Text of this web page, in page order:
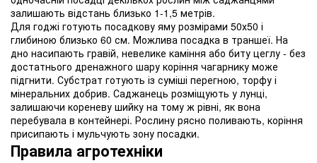
залишають відстань близько 1-1,5 метрів.
Для годжі готують посадкову яму розмірами 50х50 і
глибиною близько 60 см. Можлива посадка в траншеї. На
дно насипають гравій, невелике каміння або биту цеглу - без
достатнього дренажного шару коріння чагарнику може
підгнити. Субстрат готують із суміші перегною, торфу і
мінеральних добрив. Саджанець розміщують у лунці,
залишаючи кореневу шийку на тому ж рівні, як вона
перебувала в контейнері. Рослину рясно поливають, коріння
присипають і мульчують зону посадки.
Правила агротехніки